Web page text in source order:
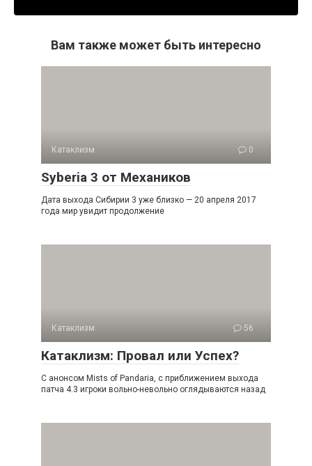
Вам также может быть интересно
Катаклизм 0
Syberia 3 от Механиков
Дата выхода Сибирии 3 уже близко — 20 апреля 2017
года мир увидит продолжение
Катаклизм 56
Катаклизм: Провал или Успех?
С анонсом Mists of Pandaria, с приближением выхода
патча 4.3 игроки вольно-невольно оглядываются назад